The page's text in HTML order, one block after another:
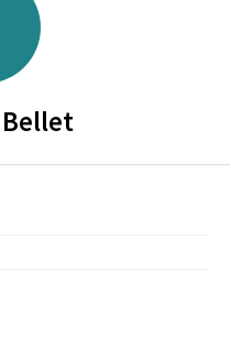
Bellet
dans une nouvelle fenêtre)